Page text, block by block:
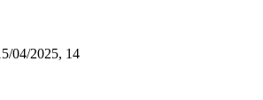
04/2025, 14